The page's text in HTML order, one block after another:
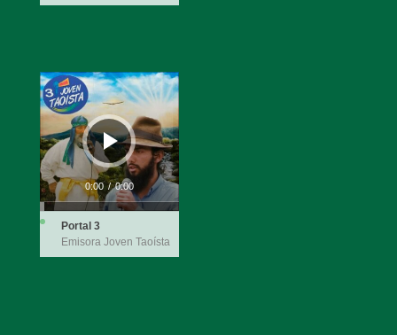
Audio
Player
0:00 / 0:00
Portal 3
Emisora Joven Taoísta